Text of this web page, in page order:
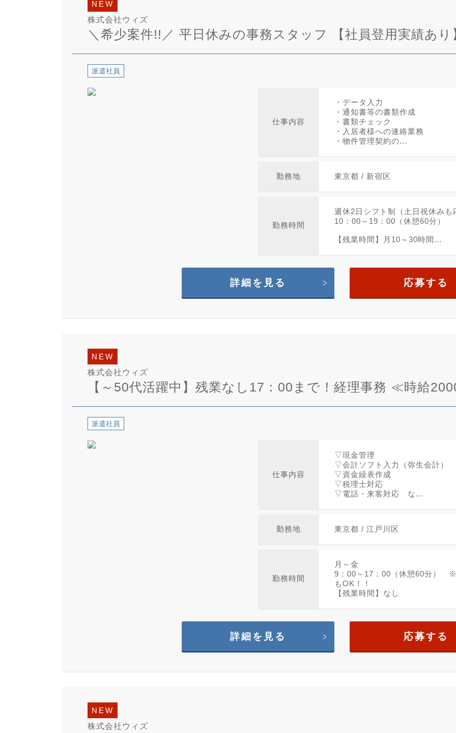
NEW
株式会社ウィズ
＼希少案件!!／ 平日休みの事務スタッフ 【社員登用実績あり
派遣社員
仕事内容
・データ入力
・通知書等の書類作成
・書類チェック
・入居者様への連絡業務
・物件管理契約の...
勤務地 東京都 / 新宿区
勤務時間
週休2日シフト制（土日祝休みも
10：00～19：00（休憩60分）
【残業時間】月10～30時間...
詳細を見る 応募する
NEW
株式会社ウィズ
【～50代活躍中】残業なし17：00まで！経理事務 ≪時給
派遣社員
仕事内容
▽現金管理
▽会計ソフト入力（弥生会計）
▽資金繰表作成
▽税理士対応
▽電話・来客対応 な...
勤務地 東京都 / 江戸川区
勤務時間
月～金
9：00～17：00（休憩60分）
もOK！！
【残業時間】なし
詳細を見る 応募する
NEW
株式会社ウィズ